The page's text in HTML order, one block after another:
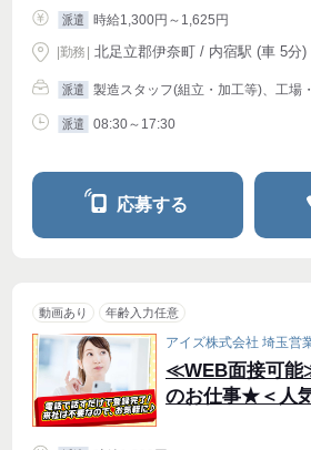
派遣 時給1,300円～1,625円
|勤務 北足立郡伊奈町 / 内宿駅 (車 5分)
派遣 製造スタッフ(組立・加工等)、工場・製造そ
派遣 08:30～17:30
応募する
動画あり 年齢入力任意
アイズ株式会社 埼玉営
≪WEB面接可能
のお仕事★＜人